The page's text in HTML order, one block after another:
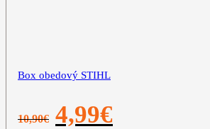
Box obedový STIHL
10,90€
Pôvodná
cena
4,99€